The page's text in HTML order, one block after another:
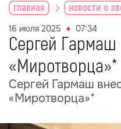
главная новости о
16 июля 2025 07:34
Сергей Гармаш
«Миротворца»*
Сергей Гармаш
«Миротворца»*